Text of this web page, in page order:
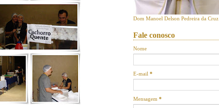
Dom Manoel Delson Pedreira da Cruz
Fale conosco
Nome
E-mail *
Mensagem *